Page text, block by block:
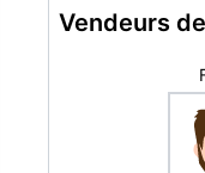
Vendeurs